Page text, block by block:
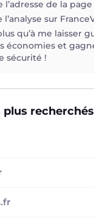
l’adresse de la page
l’analyse sur
qu’à me laisser
économies et
sécurité !
plus recherchés